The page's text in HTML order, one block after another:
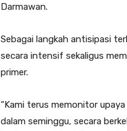
Darmawan.
Sebagai langkah antisipasi
secara intensif sekaligus
primer.
“Kami terus memonitor
dalam seminggu, secara